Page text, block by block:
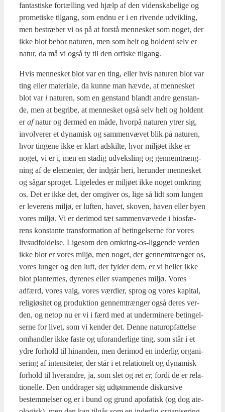
fan­ta­sti­ske for­tæl­ling ved hjælp af den viden­ska­be­li­ge og
pro­me­ti­ske til­gang, som end­nu er i en riven­de udvik­ling,
men bestræ­ber vi os på at for­stå men­ne­sket som noget, der
ikke blot bebor natu­ren, men som helt og hol­dent selv er
natur, da må vi også ty til den orfi­ske til­gang.
Hvis men­ne­sket blot var en ting, eller hvis natu­ren blot var
ting eller mate­ri­a­le, da kun­ne man hæv­de, at men­ne­sket
blot var i natu­ren, som en gen­stand blandt andre gen­stan­
de, men at begri­be, at men­ne­sket også selv helt og hol­dent
erafnatur og der­med en måde, hvor­på natu­ren ytrer sig,
invol­ve­rer et dyna­misk og sam­men­væ­vet blik på natu­ren,
hvor tin­ge­ne ikke er klart adskil­te, hvor mil­jø­et ikke er
noget, vi er i, men en sta­dig udveks­ling og gen­nem­træng­
ning af de ele­men­ter, der ind­går heri, her­un­der men­ne­sket
og sågar spro­get. Lige­le­des er mil­jø­et ikke noget omkring
os. Det er ikke det, der omgi­ver os, lige så lidt som lun­gen
er leve­rens mil­jø, er luf­ten, havet, sko­ven, haven eller byen
vores mil­jø. Vi er der­i­mod tæt sam­men­væ­ve­de i bios­fæ­
rens kon­stan­te trans­for­ma­tion af betin­gel­ser­ne for vores
liv­s­ud­fol­del­se. Lige­som den omkring-os-lig­gen­de ver­den
ikke blot er vores mil­jø, men noget, der gen­nem­træn­ger os,
vores lun­ger og den luft, der fyl­der dem, er vi hel­ler ikke
blot plan­ter­nes, dyre­nes eller svam­pe­nes mil­jø. Vores
adfærd, vores valg, vores vær­di­er, sprog og vores kapi­tal,
reli­gi­ø­si­tet og pro­duk­tion gen­nem­træn­ger også deres ver­
den, og net­op nu er vi i færd med at under­mi­ne­re betin­gel­
ser­ne for livet, som vi ken­der det. Den­ne natu­ro­p­fat­tel­se
omhand­ler ikke faste og ufor­an­der­li­ge ting, som står i et
ydre for­hold til hin­an­den, men der­i­mod en inder­lig orga­ni­
se­ring af inten­si­te­ter, der står i et rela­tio­nelt og dyna­misk
for­hold til hve­ran­dre, ja, som slet og ret er, for­di de er rela­
tio­nel­le. Den und­dra­ger sig udtøm­men­de dis­kur­si­ve
bestem­mel­ser og er i bund og grund apo­fa­tisk (og dog ate­